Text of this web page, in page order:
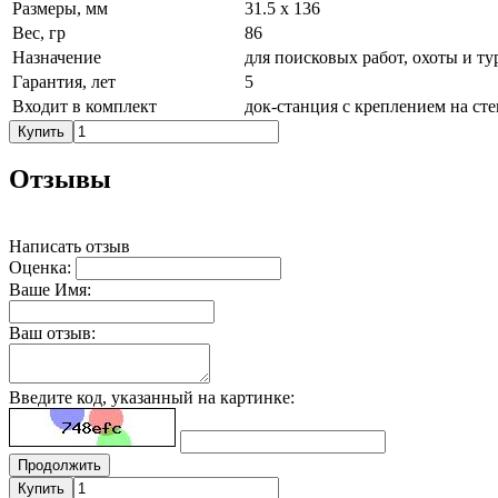
Размеры, мм
31.5 х 136
Вес, гр
86
Назначение
для поисковых работ, охоты и
Гарантия, лет
5
Входит в комплект
док-станция с креплением на
Купить
Отзывы
Написать отзыв
Оценка:
Ваше Имя:
Ваш отзыв:
Введите код, указанный на картинке:
Продолжить
Купить